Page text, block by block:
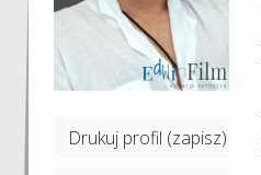
Drukuj profil (zapisz)